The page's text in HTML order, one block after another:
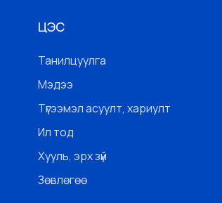
ЦЭС
Танилцуулга
Мэдээ
Түгээмэл асуулт, хариулт
Ил тод
Хууль, эрх зүй
Зөвлөгөө